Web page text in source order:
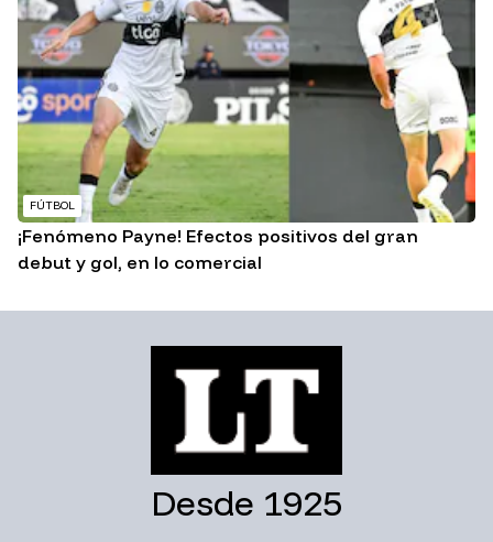
FÚTBOL
¡Fenómeno Payne! Efectos positivos del gran
debut y gol, en lo comercial
Desde 1925